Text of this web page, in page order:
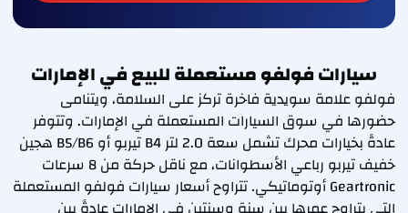
سيارات فولفو مستعملة للبيع في الإمارات
فولفو علامة سويدية فاخرة تركز على السلامة، ويتنامى
حضورها في سوق السيارات المستعملة في الإمارات. وتتوفر
عادةً بخيارات محرك تشمل سعة 2.0 لتر B4 تيربو أو B5/B6 هجين
خفيف تيربو رباعي الأسطوانات، مع ناقل حركة من 8 سرعات
Geartronic أوتوماتيكي. تتراوح أسعار سيارات فولفو المستعملة